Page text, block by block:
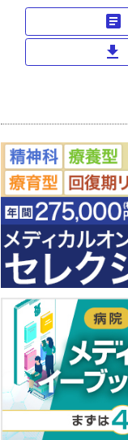
article
download